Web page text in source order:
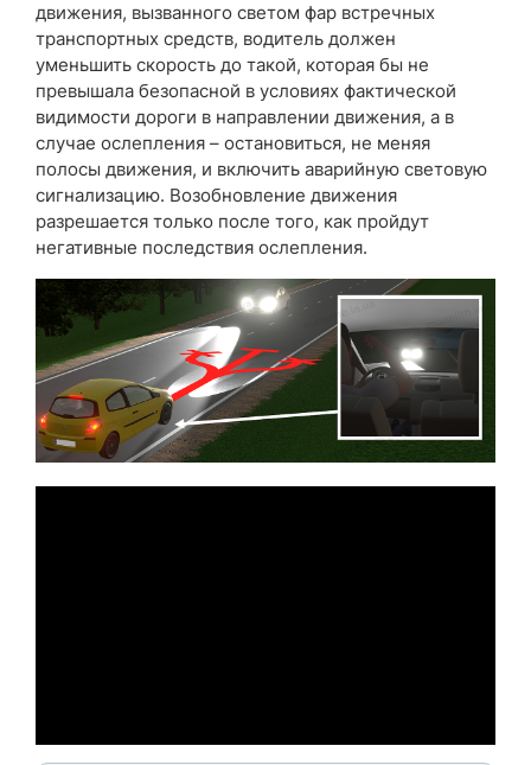
движения, вызванного светом фар встречных
транспортных средств, водитель должен
уменьшить скорость до такой, которая бы не
превышала безопасной в условиях фактической
видимости дороги в направлении движения, а в
случае ослепления – остановиться, не меняя
полосы движения, и включить аварийную световую
сигнализацию. Возобновление движения
разрешается только после того, как пройдут
негативные последствия ослепления.